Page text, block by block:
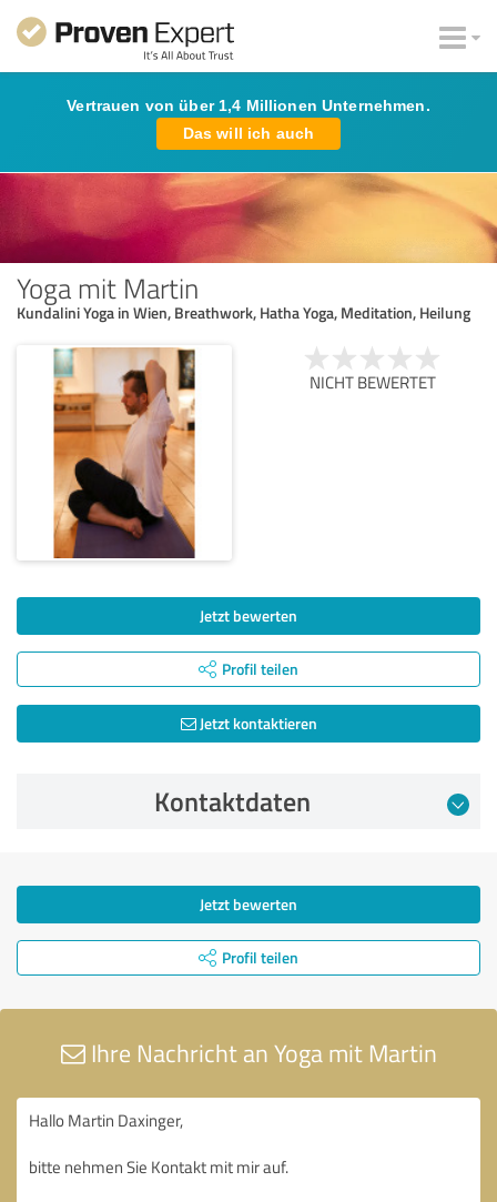
Vertrauen von über 1,4 Millionen Unternehmen.
Das will ich auch
Yoga mit Martin
Kundalini Yoga in Wien, Breathwork, Hatha Yoga, Meditation, Heilung
NICHT BEWERTET
Jetzt bewerten
Profil teilen
Jetzt kontaktieren
Kontaktdaten
Jetzt bewerten
Profil teilen
Ihre Nachricht an Yoga mit Martin